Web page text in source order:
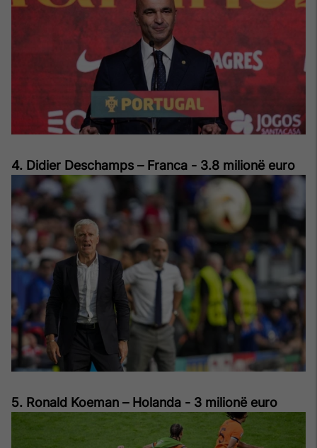
4. Didier Deschamps – Franca - 3.8 milionë euro
5. Ronald Koeman – Holanda - 3 milionë euro